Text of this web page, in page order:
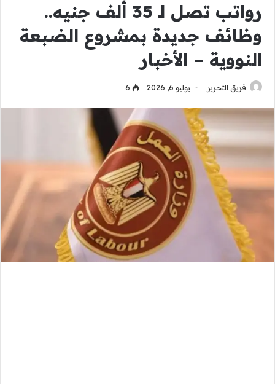
رواتب تصل لـ 35 ألف جنيه..
وظائف جديدة بمشروع الضبعة
النووية – الأخبار
فريق التحرير يوليو 6, 2026 6